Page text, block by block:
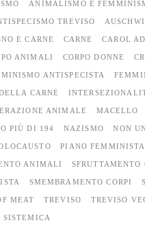
ANIMALISMO E
TREVISO
E CARNE CARNE CAROL
ANIMALI CORPO DONNE
ANTISPECISTA
CARNE
ANIMALE MACELLO
PIÙ DI 194 NAZISMO NON
PIANO
ANIMALI SFRUTTAMENTO
SMEMBRAMENTO CORPI
MEAT TREVISO TREVISO